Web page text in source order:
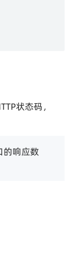
状态码，
的响应数